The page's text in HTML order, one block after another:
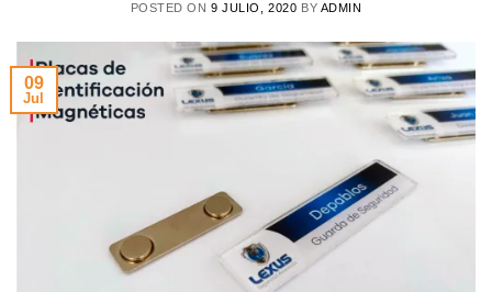
POSTED ON9 JULIO, 2020 BY ADMIN
09
Jul